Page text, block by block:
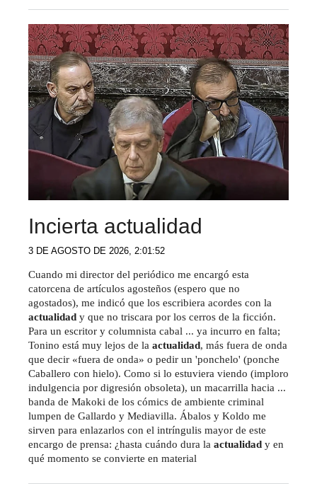
Incierta actualidad
3 DE AGOSTO DE 2026, 2:01:52
Cuando mi director del periódico me encargó esta
catorcena de artículos agosteños (espero que no
agostados), me indicó que los escribiera acordes con la
actualidad y que no triscara por los cerros de la ficción.
Para un escritor y columnista cabal ... ya incurro en falta;
Tonino está muy lejos de la actualidad, más fuera de onda
que decir «fuera de onda» o pedir un 'ponchelo' (ponche
Caballero con hielo). Como si lo estuviera viendo (imploro
indulgencia por digresión obsoleta), un macarrilla hacia ...
banda de Makoki de los cómics de ambiente criminal
lumpen de Gallardo y Mediavilla. Ábalos y Koldo me
sirven para enlazarlos con el intríngulis mayor de este
encargo de prensa: ¿hasta cuándo dura la actualidad y en
qué momento se convierte en material